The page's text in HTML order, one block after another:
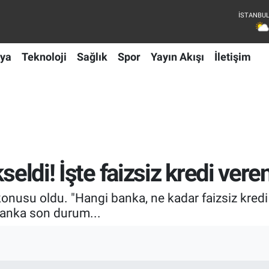
Teknoloji Sağlık Spor Yayın Akışı İletişim
İşte faizsiz kredi
oldu. "Hangi banka, ne kadar faizsiz kredi
son durum...